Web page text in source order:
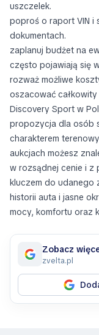
uszczelek.
poproś o raport VIN i
dokumentach.
zaplanuj budżet na
często pojawiają się
rozważ możliwe
oszacować
Discovery Sport w
propozycja dla osób
charakterem
aukcjach możesz
w rozsądnej cenie i z
kluczem do udanego
historii auta i jasne
mocy, komfortu oraz
Zobacz
zvelta.pl